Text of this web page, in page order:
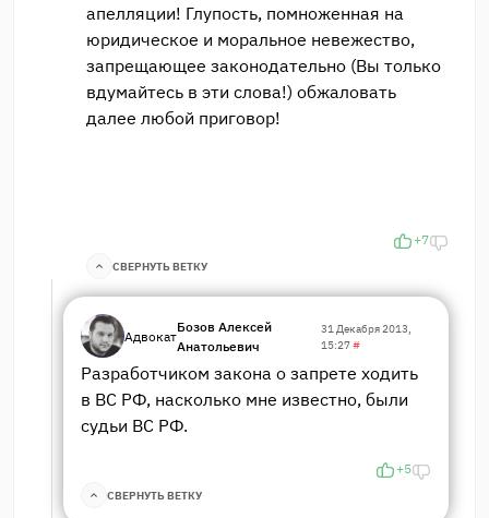
апелляции! Глупость, помноженная на
юридическое и моральное невежество,
запрещающее законодательно (Вы только
вдумайтесь в эти слова!) обжаловать
далее любой приговор!
+7
СВЕРНУТЬ ВЕТКУ
Адвокат
Бозов Алексей
Анатольевич
31 Декабря 2013,
15:27#
Разработчиком закона о запрете ходить
в ВС РФ, насколько мне известно, были
судьи ВС РФ.
+5
СВЕРНУТЬ ВЕТКУ